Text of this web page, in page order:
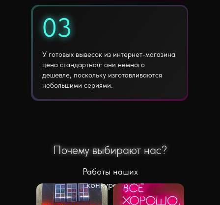
У готовых вывесок из интернет-магазина
цена стандартная: они немного
дешевле, поскольку изготавливаются
небольшими сериями.
03
03
Почему выбирают нас?
Почему выбирают нас?
Работы наших
конкурентов